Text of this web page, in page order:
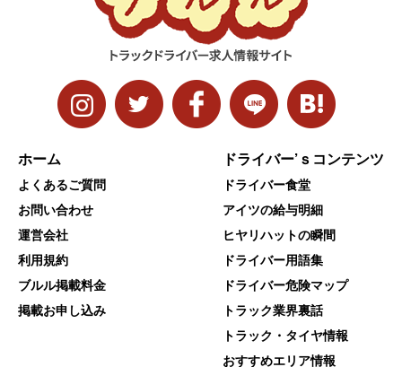
ホーム
よくあるご質問
お問い合わせ
運営会社
利用規約
ブルル掲載料金
掲載お申し込み
ドライバー’ｓコンテンツ
ドライバー食堂
アイツの給与明細
ヒヤリハットの瞬間
ドライバー用語集
ドライバー危険マップ
トラック業界裏話
トラック・タイヤ情報
おすすめエリア情報